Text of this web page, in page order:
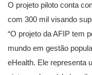
O projeto piloto conta
com 300 mil visando
“O projeto da AFIP tem
mundo em gestão
eHealth. Ele representa